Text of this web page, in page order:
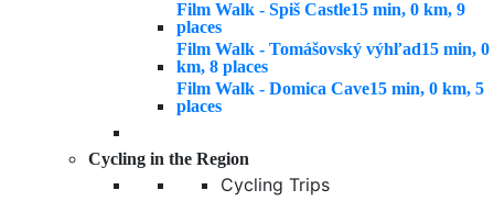
Film Walk - Spiš Castle15 min, 0 km, 9
places
Film Walk - Tomášovský výhľad15 min, 0
km, 8 places
Film Walk - Domica Cave15 min, 0 km, 5
places
Cycling in the Region
Cycling Trips